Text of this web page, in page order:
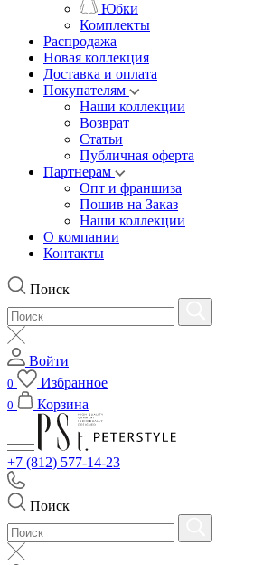
Юбки
Комплекты
Распродажа
Новая коллекция
Доставка и оплата
Покупателям
Наши коллекции
Возврат
Статьи
Публичная оферта
Партнерам
Опт и франшиза
Пошив на Заказ
Наши коллекции
О компании
Контакты
Поиск
Войти
0 Избранное
0 Корзина
+7 (812) 577-14-23
Поиск